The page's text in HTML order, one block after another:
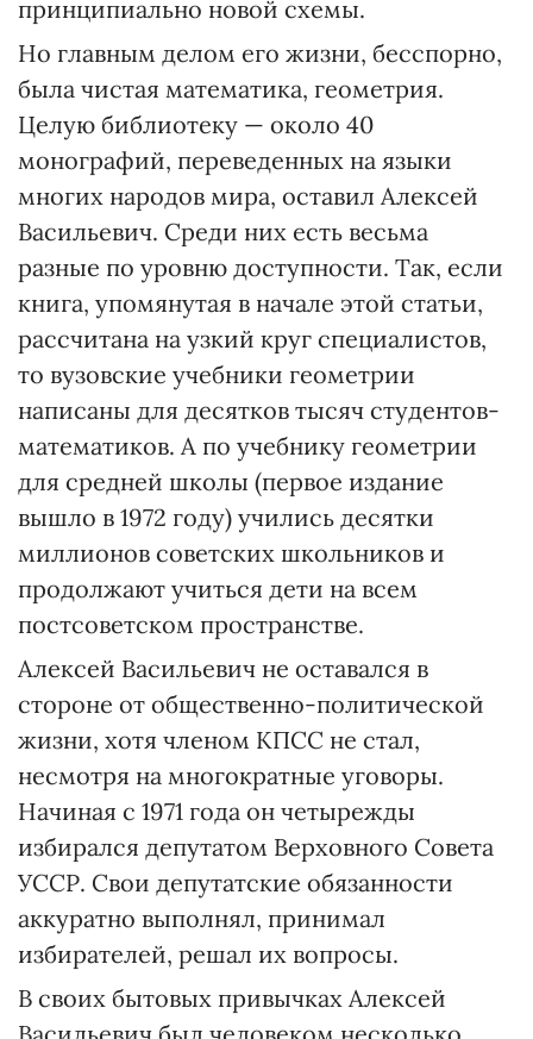
принципиально новой схемы.
Но главным делом его жизни, бесспорно,
была чистая математика, геометрия.
Целую библиотеку — около 40
монографий, переведенных на языки
многих народов мира, оставил Алексей
Васильевич. Среди них есть весьма
разные по уровню доступности. Так, если
книга, упомянутая в начале этой статьи,
рассчитана на узкий круг специалистов,
то вузовские учебники геометрии
написаны для десятков тысяч студентов-
математиков. А по учебнику геометрии
для средней школы (первое издание
вышло в 1972 году) учились десятки
миллионов советских школьников и
продолжают учиться дети на всем
постсоветском пространстве.
Алексей Васильевич не оставался в
стороне от общественно-политической
жизни, хотя членом КПСС не стал,
несмотря на многократные уговоры.
Начиная с 1971 года он четырежды
избирался депутатом Верховного Совета
УССР. Свои депутатские обязанности
аккуратно выполнял, принимал
избирателей, решал их вопросы.
В своих бытовых привычках Алексей